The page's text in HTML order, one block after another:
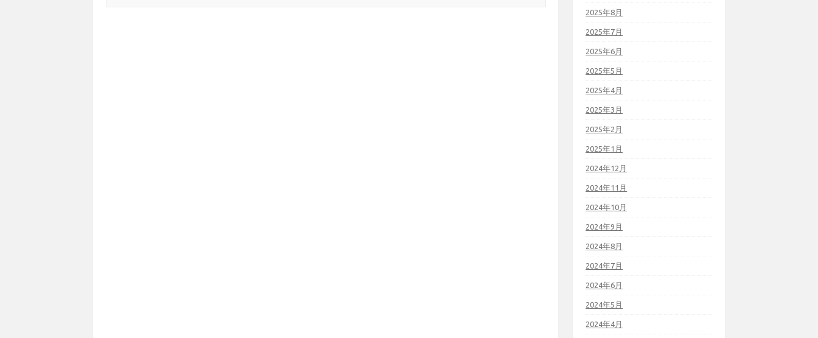
2025年8月
2025年7月
2025年6月
2025年5月
2025年4月
2025年3月
2025年2月
2025年1月
2024年12月
2024年11月
2024年10月
2024年9月
2024年8月
2024年7月
2024年6月
2024年5月
2024年4月